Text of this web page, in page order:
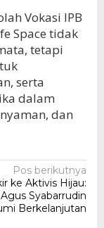
Vokasi IPB
Space tidak
tetapi
serta
dalam
dan
Pos berikutnya
ke Aktivis Hijau:
Syabarrudin
Berkelanjutan